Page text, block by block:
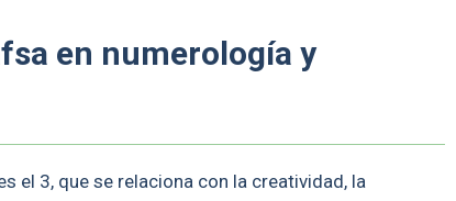
en numerología y
el 3, que se relaciona con la creatividad, la